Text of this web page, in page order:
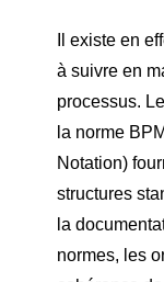
Il existe en
à suivre en
processus.
la norme
Notation)
structures
la
normes, les